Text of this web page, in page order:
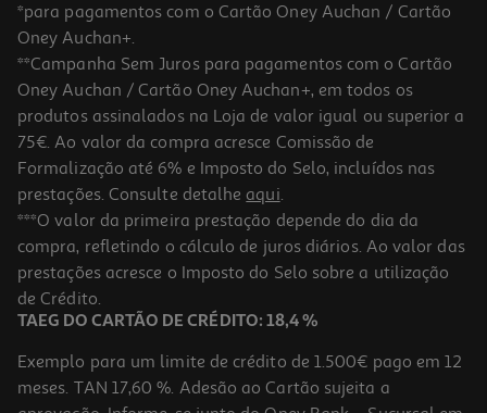
*para pagamentos com o Cartão Oney Auchan / Cartão
Oney Auchan+.
**Campanha Sem Juros para pagamentos com o Cartão
Oney Auchan / Cartão Oney Auchan+, em todos os
produtos assinalados na Loja de valor igual ou superior a
75€. Ao valor da compra acresce Comissão de
Formalização até 6% e Imposto do Selo, incluídos nas
prestações. Consulte detalhe aqui.
***O valor da primeira prestação depende do dia da
compra, refletindo o cálculo de juros diários. Ao valor das
prestações acresce o Imposto do Selo sobre a utilização
de Crédito.
TAEG DO CARTÃO DE CRÉDITO: 18,4 %
Exemplo para um limite de crédito de 1.500€ pago em 12
meses. TAN 17,60 %. Adesão ao Cartão sujeita a